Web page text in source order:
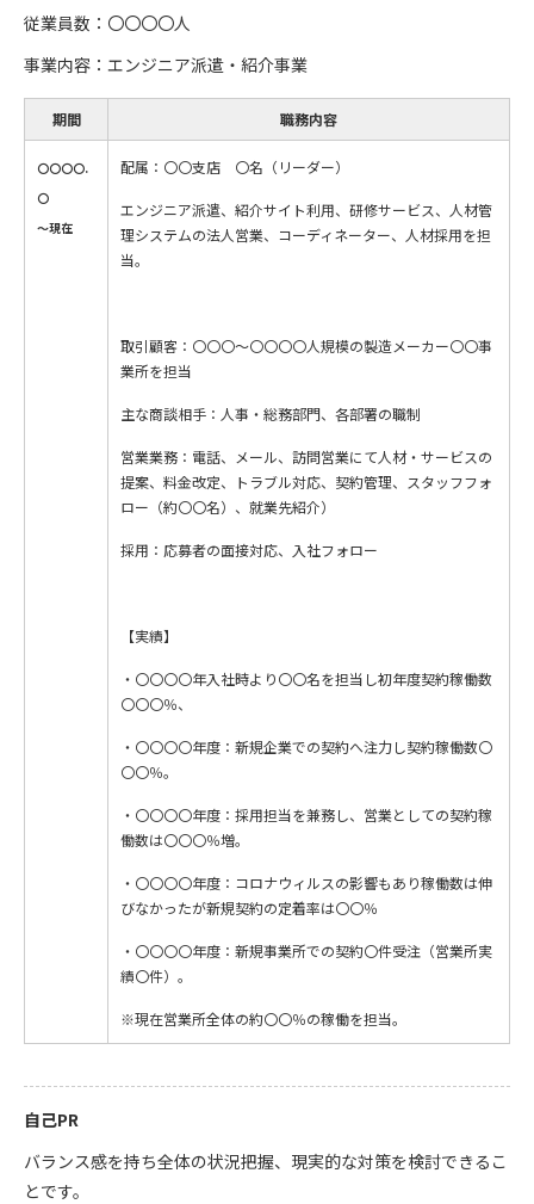
従業員数：〇〇〇〇人
事業内容：エンジニア派遣・紹介事業
期間 職務内容
〇〇〇〇.
〇
～現在
配属：〇〇支店 〇名（リーダー）
エンジニア派遣、紹介サイト利用、研修サービス、人材管
理システムの法人営業、コーディネーター、人材採用を担
当。
取引顧客：〇〇〇～〇〇〇〇人規模の製造メーカー〇〇事
業所を担当
主な商談相手：人事・総務部門、各部署の職制
営業業務：電話、メール、訪問営業にて人材・サービスの
提案、料金改定、トラブル対応、契約管理、スタッフフォ
ロー（約〇〇名）、就業先紹介）
採用：応募者の面接対応、入社フォロー
【実績】
・〇〇〇〇年入社時より〇〇名を担当し初年度契約稼働数
〇〇〇％、
・〇〇〇〇年度：新規企業での契約へ注力し契約稼働数〇
〇〇％。
・〇〇〇〇年度：採用担当を兼務し、営業としての契約稼
働数は〇〇〇％増。
・〇〇〇〇年度：コロナウィルスの影響もあり稼働数は伸
びなかったが新規契約の定着率は〇〇％
・〇〇〇〇年度：新規事業所での契約〇件受注（営業所実
績〇件）。
※現在営業所全体の約〇〇％の稼働を担当。
自己PR
バランス感を持ち全体の状況把握、現実的な対策を検討できるこ
とです。